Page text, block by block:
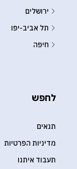
ירושלים
תל אביב-יפו
חיפה
לחפש
תנאים
מדיניות הפרטיות
תעבוד איתנו